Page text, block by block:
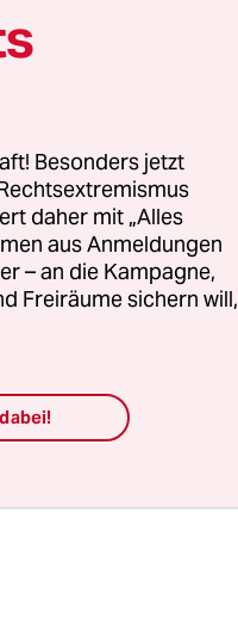
Besonders jetzt
daher mit „Alles
aus Anmeldungen
– an die Kampagne,
Freiräume sichern will,